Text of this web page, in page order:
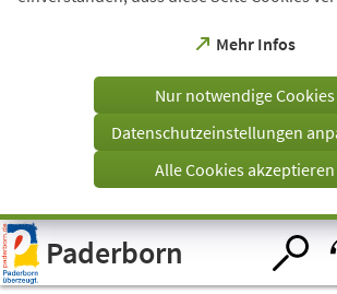
Visuelle
Assistenzsoftware
öffnen.
Mehr Infos
(Öffnet
einem
Tab)
Nur notwendige Cookies
Datenschutzeinstellungen
Alle Cookies akzeptieren
Paderborn